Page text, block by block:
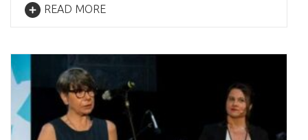
READ MORE